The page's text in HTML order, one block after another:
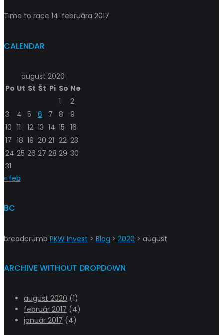
Time to race 14. februára 2017
CALENDAR
august 2020
Po Ut St Št Pi So Ne
1
2
3
4 5 6 7 8
9
10 11 12 13 14 15 16
17 18 19 20 21 22 23
24 25 26 27 28 29 30
31
« feb
BC
breadcrumb PKW Invest > Blog > 2020 > august
ARCHIVE WITHOUT DROPDOWN
august 2020 (1)
február 2017 (4)
január 2017 (4)